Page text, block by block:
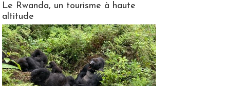
Le Rwanda, un tourisme à haute
altitude